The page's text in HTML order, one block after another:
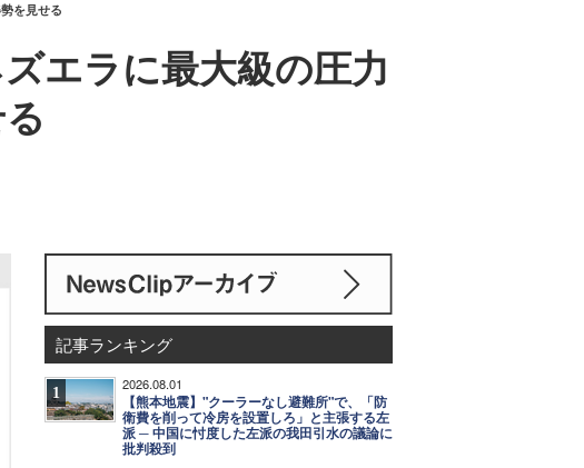
を見せる
エラに最大級の圧力
記事ランキング
1 2026.08.01
【熊本地震】"クーラーなし避難所"で、「防
衛費を削って冷房を設置しろ」と主張する左
派 ─ 中国に忖度した左派の我田引水の議論に
批判殺到